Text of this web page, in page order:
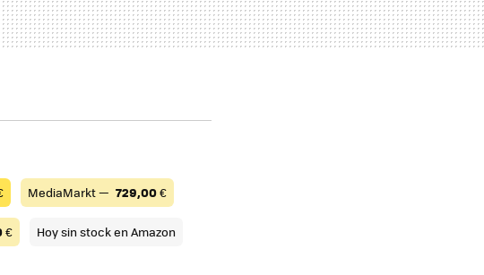
MediaMarkt — 729,00€
€ Hoy sin stock en Amazon